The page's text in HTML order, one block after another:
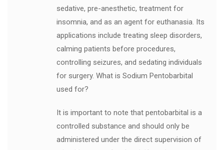
sedative, pre-anesthetic, treatment for
insomnia, and as an agent for euthanasia. Its
applications include treating sleep disorders,
calming patients before procedures,
controlling seizures, and sedating individuals
for surgery. What is Sodium Pentobarbital
used for?
It is important to note that pentobarbital is a
controlled substance and should only be
administered under the direct supervision of